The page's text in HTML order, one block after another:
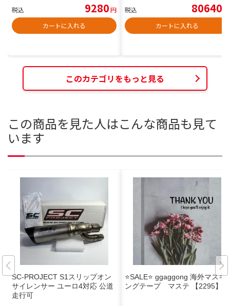
税込 9280円
カートに入れる
税込 80640
カートに入れる
このカテゴリをもっと見る
この商品を見た人はこんな商品も見て
います
SC-PROJECT S1スリップオン
サイレンサー ユーロ4対応 公道
走行可
⭐️SALE⭐️ ggaggong 海外マスキ
ングテープ マステ 【2295】